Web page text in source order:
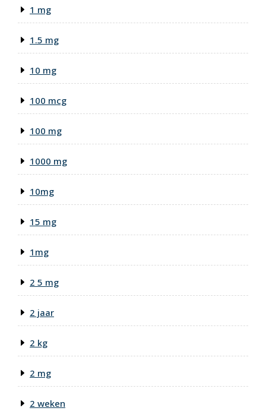
1 mg
1.5 mg
10 mg
100 mcg
100 mg
1000 mg
10mg
15 mg
1mg
2 5 mg
2 jaar
2 kg
2 mg
2 weken